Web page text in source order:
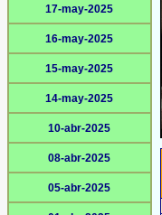
17-may-2025
16-may-2025
15-may-2025
14-may-2025
10-abr-2025
08-abr-2025
05-abr-2025